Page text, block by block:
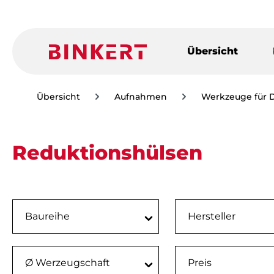
Übersicht
Übersicht Aufnahmen Werkzeuge für
Reduktionshülsen
Baureihe Hersteller
Ø Werzeugschaft Preis